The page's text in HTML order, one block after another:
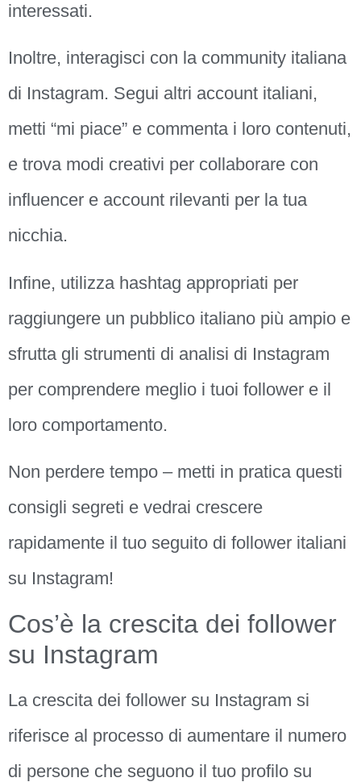
interessati.
Inoltre, interagisci con la community italiana
di Instagram. Segui altri account italiani,
metti “mi piace” e commenta i loro contenuti,
e trova modi creativi per collaborare con
influencer e account rilevanti per la tua
nicchia.
Infine, utilizza hashtag appropriati per
raggiungere un pubblico italiano più ampio e
sfrutta gli strumenti di analisi di Instagram
per comprendere meglio i tuoi follower e il
loro comportamento.
Non perdere tempo – metti in pratica questi
consigli segreti e vedrai crescere
rapidamente il tuo seguito di follower italiani
su Instagram!
Cos’è la crescita dei follower
su Instagram
La crescita dei follower su Instagram si
riferisce al processo di aumentare il numero
di persone che seguono il tuo profilo su